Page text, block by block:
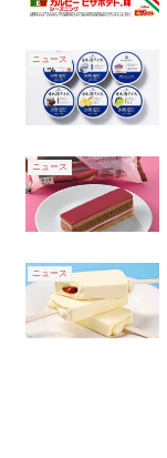
ニュース
ニュース
ニュース